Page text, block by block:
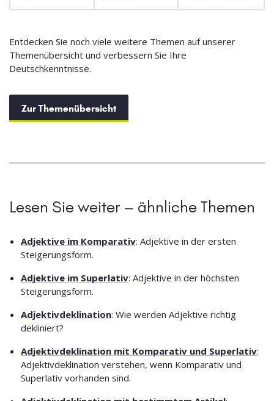
Entdecken Sie noch viele weitere Themen auf unserer
Themenübersicht und verbessern Sie Ihre
Deutschkenntnisse.
Zur Themenübersicht
Lesen Sie weiter – ähnliche Themen
Adjektive im Komparativ: Adjektive in der ersten
Steigerungsform.
Adjektive im Superlativ: Adjektive in der höchsten
Steigerungsform.
Adjektivdeklination: Wie werden Adjektive richtig
dekliniert?
Adjektivdeklination mit Komparativ und Superlativ:
Adjektivdeklination verstehen, wenn Komparativ und
Superlativ vorhanden sind.